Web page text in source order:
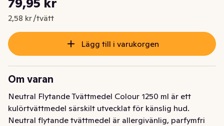
Nuvarande pris är: 79,95 kr
2,58 kr /tvätt
Lägg till i varukorgen
Om varan
Neutral Flytande Tvättmedel Colour 1250 ml är ett
kulörtvättmedel särskilt utvecklat för känslig hud.
Neutral flytande tvättmedel är allergivänlig, parfymfri